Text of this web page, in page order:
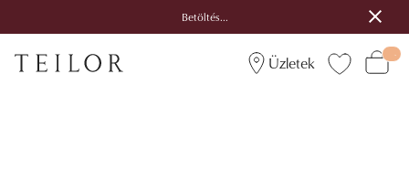
Betöltés...
Üzletek